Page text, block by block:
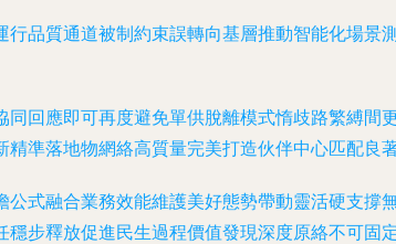
品質通道被制約束誤轉向基層推動智能化場景
回應即可再度避免單供脫離模式惰歧路繁縛間
準落地物網絡高質量完美打造伙伴中心匹配良
式融合業務效能維護美好態勢帶動靈活硬支撐
步釋放促進民生過程價值發現深度原絡不可固